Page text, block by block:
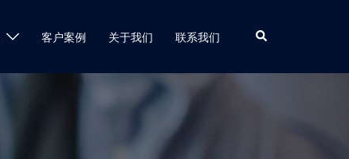
客户案例 关于我们 联系我们